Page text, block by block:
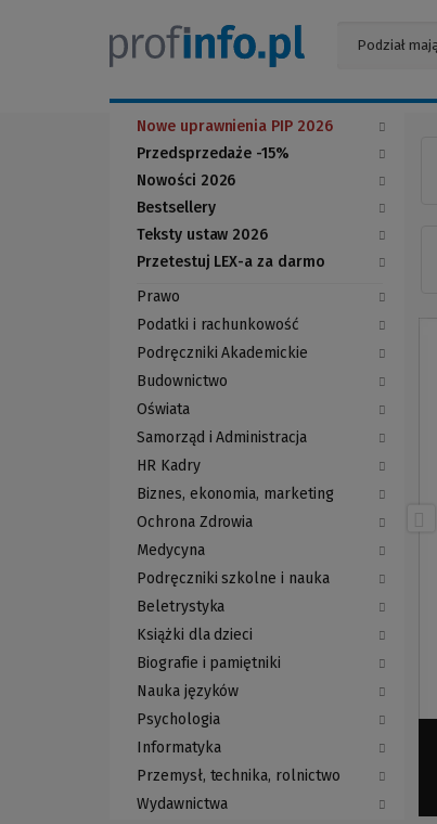
Nowe uprawnienia PIP 2026
Przedsprzedaże -15%
Nowości 2026
Bestsellery
Teksty ustaw 2026
Przetestuj LEX-a za darmo
(Nowe
okno)
(Link
do
innej
strony)
Prawo
Podatki i rachunkowość
Podręczniki Akademickie
Budownictwo
Oświata
Samorząd i Administracja
HR Kadry
Biznes, ekonomia, marketing
Ochrona Zdrowia
Medycyna
Podręczniki szkolne i nauka
Beletrystyka
Książki dla dzieci
Biografie i pamiętniki
Nauka języków
Psychologia
Informatyka
Przemysł, technika, rolnictwo
Wydawnictwa